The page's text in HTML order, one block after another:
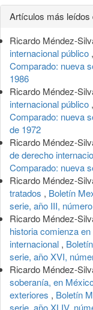
Detalles
del
artículo
Artículos más leídos
Ricardo Méndez-
internacional público ,
Comparado: nueva
1986
Ricardo Méndez-
internacional público ,
Comparado: nueva
de 1972
Ricardo Méndez-
de derecho
Comparado: nueva
Ricardo Méndez-
tratados , Boletín
serie, año III,
Ricardo Méndez-
historia comienza
internacional ,
serie, año XVI,
Ricardo Méndez-
soberanía, en
exteriores , Boletín
serie, año XLIV,